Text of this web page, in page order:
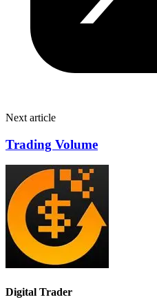
Next article
Trading Volume
Digital Trader